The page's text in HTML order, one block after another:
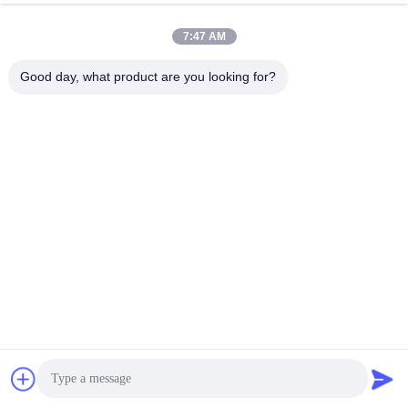
7:47 AM
Good day, what product are you looking for?